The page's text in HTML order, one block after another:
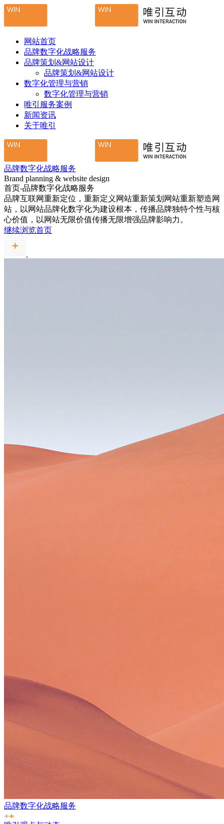
网站首页
品牌数字化战略服务
品牌策划&网站设计
品牌策划&网站设计
数字化管理与营销
数字化管理与营销
唯引服务案例
新闻资讯
关于唯引
品牌数字化战略服务
Brand planning & website design
首页-品牌数字化战略服务
品牌互联网重新定位，重新定义网站重新策划网站重新塑造网
站，以网站品牌化数字化为建设根本，传播品牌独特个性与核
心价值，以网站无限价值传播无限增强品牌影响力。
继续浏览首页
品牌数字化战略服务